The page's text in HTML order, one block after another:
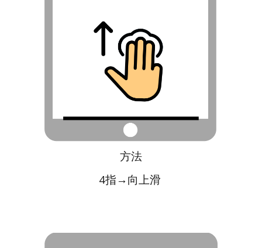
方法
4指→向上滑